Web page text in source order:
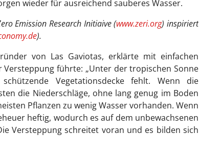
wieder für ausreichend sauberes Wasser.
Emission Research Initiaive (www.zeri.org) inspiriert
).
von Las Gaviotas, erklärte mit einfachen
führte: „Unter der tropischen Sonne
Vegetationsdecke fehlt. Wenn die
die Niederschläge, ohne lang genug im Boden
Pflanzen zu wenig Wasser vorhanden. Wenn
heftig, wodurch es auf dem unbewachsenen
Versteppung schreitet voran und es bilden sich